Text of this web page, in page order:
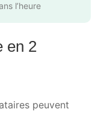
l’heure
en 2
peuvent